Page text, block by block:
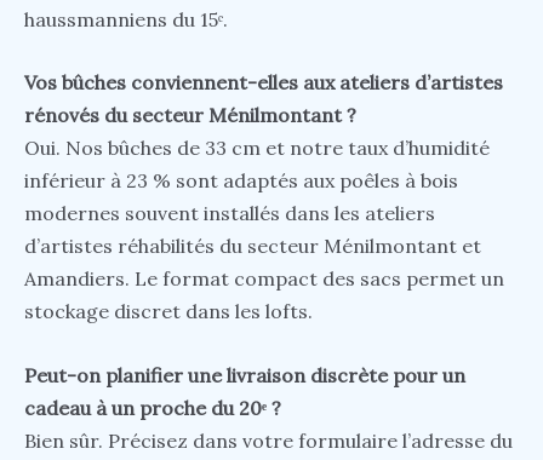
haussmanniens du 15ᵉ.
Vos bûches conviennent-elles aux ateliers d’artistes
rénovés du secteur Ménilmontant ?
Oui. Nos bûches de 33 cm et notre taux d’humidité
inférieur à 23 % sont adaptés aux poêles à bois
modernes souvent installés dans les ateliers
d’artistes réhabilités du secteur Ménilmontant et
Amandiers. Le format compact des sacs permet un
stockage discret dans les lofts.
Peut-on planifier une livraison discrète pour un
cadeau à un proche du 20ᵉ ?
Bien sûr. Précisez dans votre formulaire l’adresse du